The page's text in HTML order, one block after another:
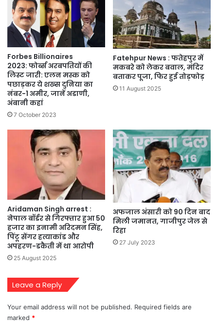
Forbes Billionaires
2023: फोर्ब्स अरबपतियों की
लिस्ट जारी: एलन मस्क को
पछाड़कर ये शख्स दुनिया का
नंबर-1 अमीर, जानें अडाणी,
अंबानी कहां
7 October 2023
Fatehpur News : फतेहपुर में
मकबरे को लेकर बवाल, मंदिर
बताकर पूजा, फिर हुई तोड़फोड़
11 August 2025
Aridaman Singh arrest :
नेपाल बॉर्डर से गिरफ्तार हुआ 50
हजार का इनामी अरिदमन सिंह,
पिंटू सेंगर हत्याकांड और
अपहरण-डकैती में था आरोपी
25 August 2025
अफजाल अंसारी को 90 दिन बाद
मिली जमानत, गाजीपुर जेल से
रिहा
27 July 2023
Leave a Reply
Your email address will not be published. Required fields are
marked *